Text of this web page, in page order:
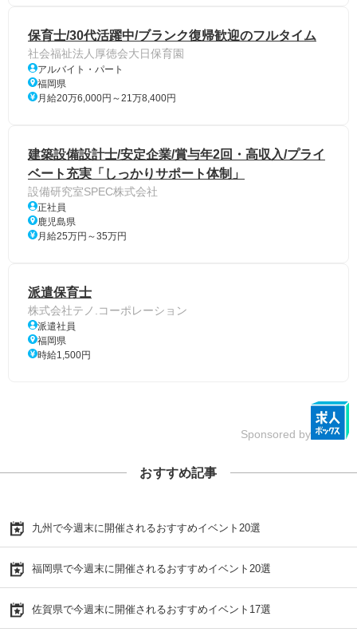
保育士/30代活躍中/ブランク復帰歓迎のフルタイム
社会福祉法人厚徳会大日保育園
アルバイト・パート
福岡県
月給20万6,000円～21万8,400円
建築設備設計士/安定企業/賞与年2回・高収入/プライ
ベート充実「しっかりサポート体制」
設備研究室SPEC株式会社
正社員
鹿児島県
月給25万円～35万円
派遣保育士
株式会社テノ.コーポレーション
派遣社員
福岡県
時給1,500円
Sponsored by
おすすめ記事
九州で今週末に開催されるおすすめイベント20選
福岡県で今週末に開催されるおすすめイベント20選
佐賀県で今週末に開催されるおすすめイベント17選